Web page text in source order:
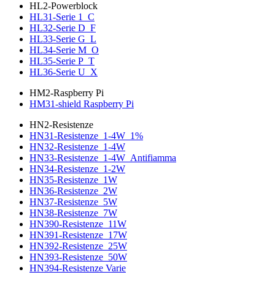
HL2-Powerblock
HL31-Serie 1_C
HL32-Serie D_F
HL33-Serie G_L
HL34-Serie M_O
HL35-Serie P_T
HL36-Serie U_X
HM2-Raspberry Pi
HM31-shield Raspberry Pi
HN2-Resistenze
HN31-Resistenze_1-4W_1%
HN32-Resistenze_1-4W
HN33-Resistenze_1-4W_Antifiamma
HN34-Resistenze_1-2W
HN35-Resistenze_1W
HN36-Resistenze_2W
HN37-Resistenze_5W
HN38-Resistenze_7W
HN390-Resistenze_11W
HN391-Resistenze_17W
HN392-Resistenze_25W
HN393-Resistenze_50W
HN394-Resistenze Varie